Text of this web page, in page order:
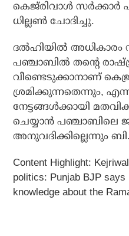
കെജ്‌രിവാള്‍
ധില്ലണ്‍ ചോദിച്ചു.
ദല്‍ഹിയില്‍ അധികാരം
പഞ്ചാബില്‍ തന്റെ
വീണ്ടെടുക്കാനാണ്
ശ്രമിക്കുന്നതെന്നും,
നേട്ടങ്ങള്‍ക്കായി
ചെയ്യാന്‍ പഞ്ചാബിലെ
അനുവദിക്കില്ലെന്നും
Content Highlight:
politics: Punjab BJP
knowledge about the